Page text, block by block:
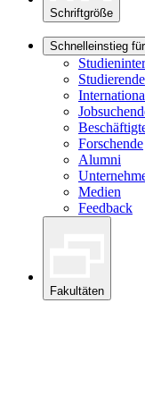
Schriftgröße
Schnelleinstieg
Studierende
Forschende
Alumni
Medien
Feedback
Fakultäten